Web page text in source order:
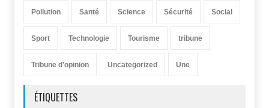
Pollution Santé Science Sécurité Social
Sport Technologie Tourisme tribune
Tribune d’opinion Uncategorized Une
ÉTIQUETTES